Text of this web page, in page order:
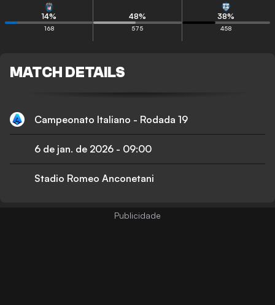
14%
168
48%
575
38%
458
MATCH DETAILS
Campeonato Italiano - Rodada 19
6 de jan. de 2026 - 09:00
Stadio Romeo Anconetani